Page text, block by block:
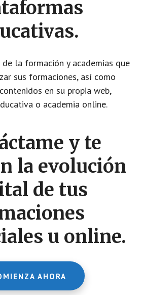
la formación y academias que
sus formaciones, así como
en su propia web,
o academia online.
y te
la evolución
de tus
u online.
AHORA